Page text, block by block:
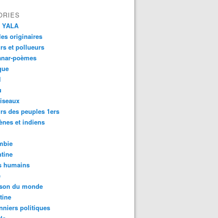
YALA
originaires
et pollueurs
poèmes
des peuples 1ers
et indiens
humains
du monde
politiques